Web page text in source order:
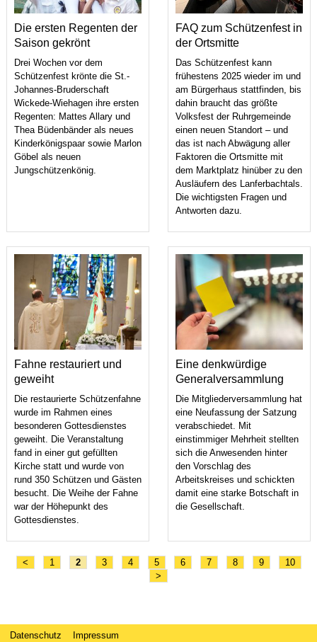
Die ersten Regenten der
Saison gekrönt
Drei Wochen vor dem
Schützenfest krönte die St.-
Johannes-Bruderschaft
Wickede-Wiehagen ihre ersten
Regenten: Mattes Allary und
Thea Büdenbänder als neues
Kinderkönigspaar sowie Marlon
Göbel als neuen
Jungschützenkönig.
FAQ zum Schützenfest in
der Ortsmitte
Das Schützenfest kann
frühestens 2025 wieder im und
am Bürgerhaus stattfinden, bis
dahin braucht das größte
Volksfest der Ruhrgemeinde
einen neuen Standort – und
das ist nach Abwägung aller
Faktoren die Ortsmitte mit
dem Marktplatz hinüber zu den
Ausläufern des Lanferbachtals.
Die wichtigsten Fragen und
Antworten dazu.
Fahne restauriert und
geweiht
Die restaurierte Schützenfahne
wurde im Rahmen eines
besonderen Gottesdienstes
geweiht. Die Veranstaltung
fand in einer gut gefüllten
Kirche statt und wurde von
rund 350 Schützen und Gästen
besucht. Die Weihe der Fahne
war der Höhepunkt des
Gottesdienstes.
Eine denkwürdige
Generalversammlung
Die Mitgliederversammlung hat
eine Neufassung der Satzung
verabschiedet. Mit
einstimmiger Mehrheit stellten
sich die Anwesenden hinter
den Vorschlag des
Arbeitskreises und schickten
damit eine starke Botschaft in
die Gesellschaft.
< 1 2 3 4 5 6 7 8 9
10
>
Datenschutz Impressum